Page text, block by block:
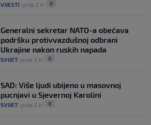
VIJESTI prije 2 h 0
Generalni sekretar NATO-a obećava
podršku protivvazdušnoj odbrani
Ukrajine nakon ruskih napada
SVIJET prije 2 h 0
SAD: Više ljudi ubijeno u masovnoj
pucnjavi u Sjevernoj Karolini
SVIJET prije 2 h 0